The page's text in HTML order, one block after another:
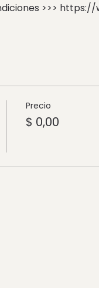
>>>
Precio
$ 0,00